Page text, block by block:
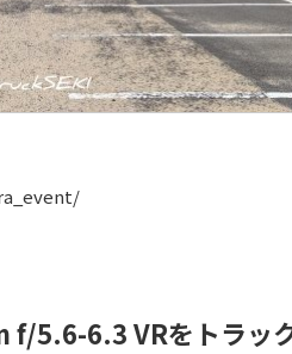
f/5.6-6.3 VRをトラッ